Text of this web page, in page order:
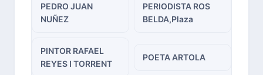
PEDRO JUAN
NUÑEZ
PERIODISTA ROS
BELDA,Plaza
PINTOR RAFAEL
REYES I TORRENT
POETA ARTOLA